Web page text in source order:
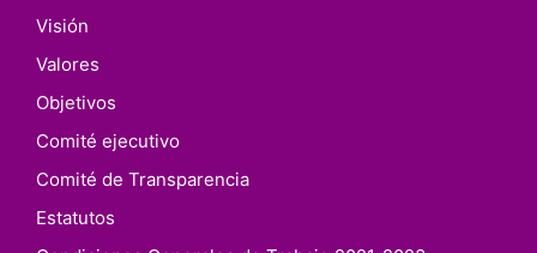
Visión
Valores
Objetivos
Comité ejecutivo
Comité de Transparencia
Estatutos